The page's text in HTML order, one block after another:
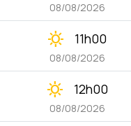
08/08/2026
clear_day 11h00
08/08/2026
clear_day 12h00
08/08/2026